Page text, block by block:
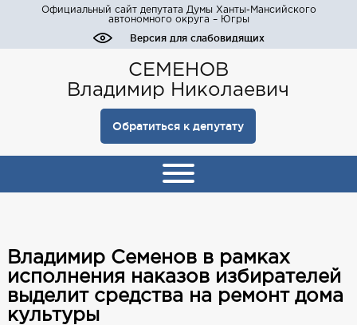
Официальный сайт депутата Думы Ханты-Мансийского
автономного округа – Югры
Версия для слабовидящих
СЕМЕНОВ
Владимир Николаевич
Обратиться к депутату
Владимир Семенов в рамках
исполнения наказов избирателей
выделит средства на ремонт дома
культуры